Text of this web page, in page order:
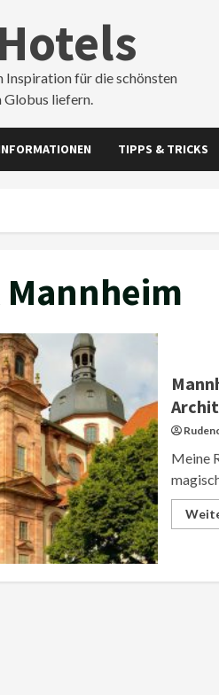
Inspiration für die schönsten
Globus liefern.
TIPPS & TRICKS
Meine